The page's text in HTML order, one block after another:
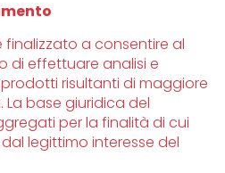
a consentire al
di effettuare analisi e
risultanti di maggiore
La base giuridica del
per la finalità di cui
legittimo interesse del